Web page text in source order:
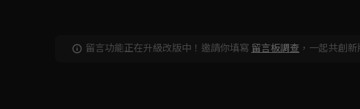
留言功能正在升級改版中！邀請你填寫 留言板調查 ，一起共創新